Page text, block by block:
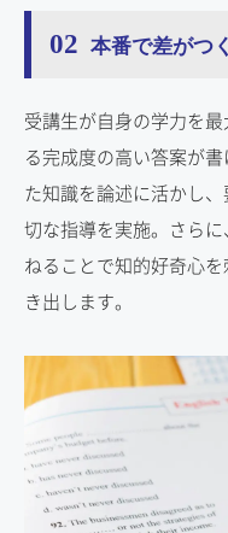
02 本番で差がつ
受講生が自身の学力を
る完成度の高い答案が
た知識を論述に活かし
切な指導を実施。さら
ねることで知的好奇心
き出します。